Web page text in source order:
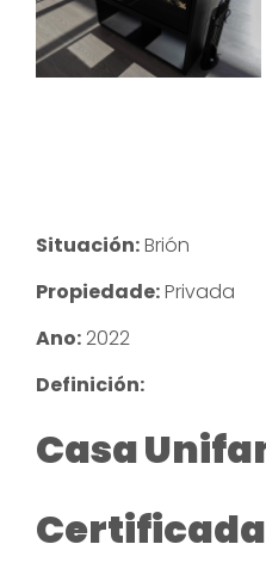
Situación:Brión
Propiedade:Privada
Ano:2022
Definición:
Casa
Certificada